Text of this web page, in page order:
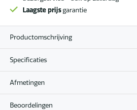
Laagste prijsgarantie
Productomschrijving
Specificaties
Afmetingen
Beoordelingen